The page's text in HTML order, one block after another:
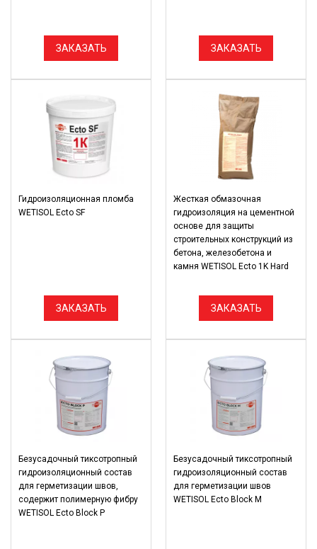
ЗАКАЗАТЬ ЗАКАЗАТЬ
Гидроизоляционная пломба
WETISOL Ecto SF
ЗАКАЗАТЬ
Жесткая обмазочная
гидроизоляция на цементной
основе для защиты
строительных конструкций из
бетона, железобетона и
камня WETISOL Ecto 1K Hard
ЗАКАЗАТЬ
Безусадочный тиксотропный
гидроизоляционный состав
для герметизации швов,
содержит полимерную фибру
WETISOL Ecto Block Р
Безусадочный тиксотропный
гидроизоляционный состав
для герметизации швов
WETISOL Ecto Block M